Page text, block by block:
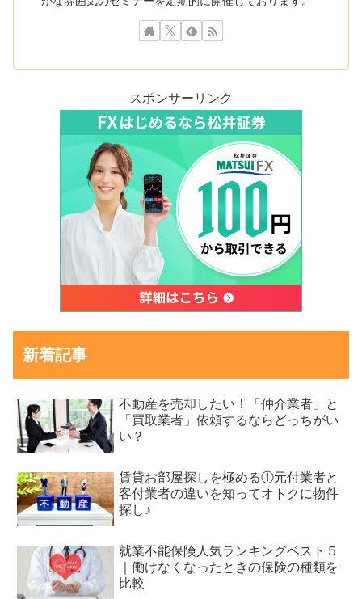
スポンサーリンク
新着記事
不動産を売却したい！「仲介業者」と
「買取業者」依頼するならどっちがい
い？
賃貸お部屋探しを極める①元付業者と
客付業者の違いを知ってオトクに物件
探し♪
就業不能保険人気ランキングベスト５
｜働けなくなったときの保険の種類を
比較